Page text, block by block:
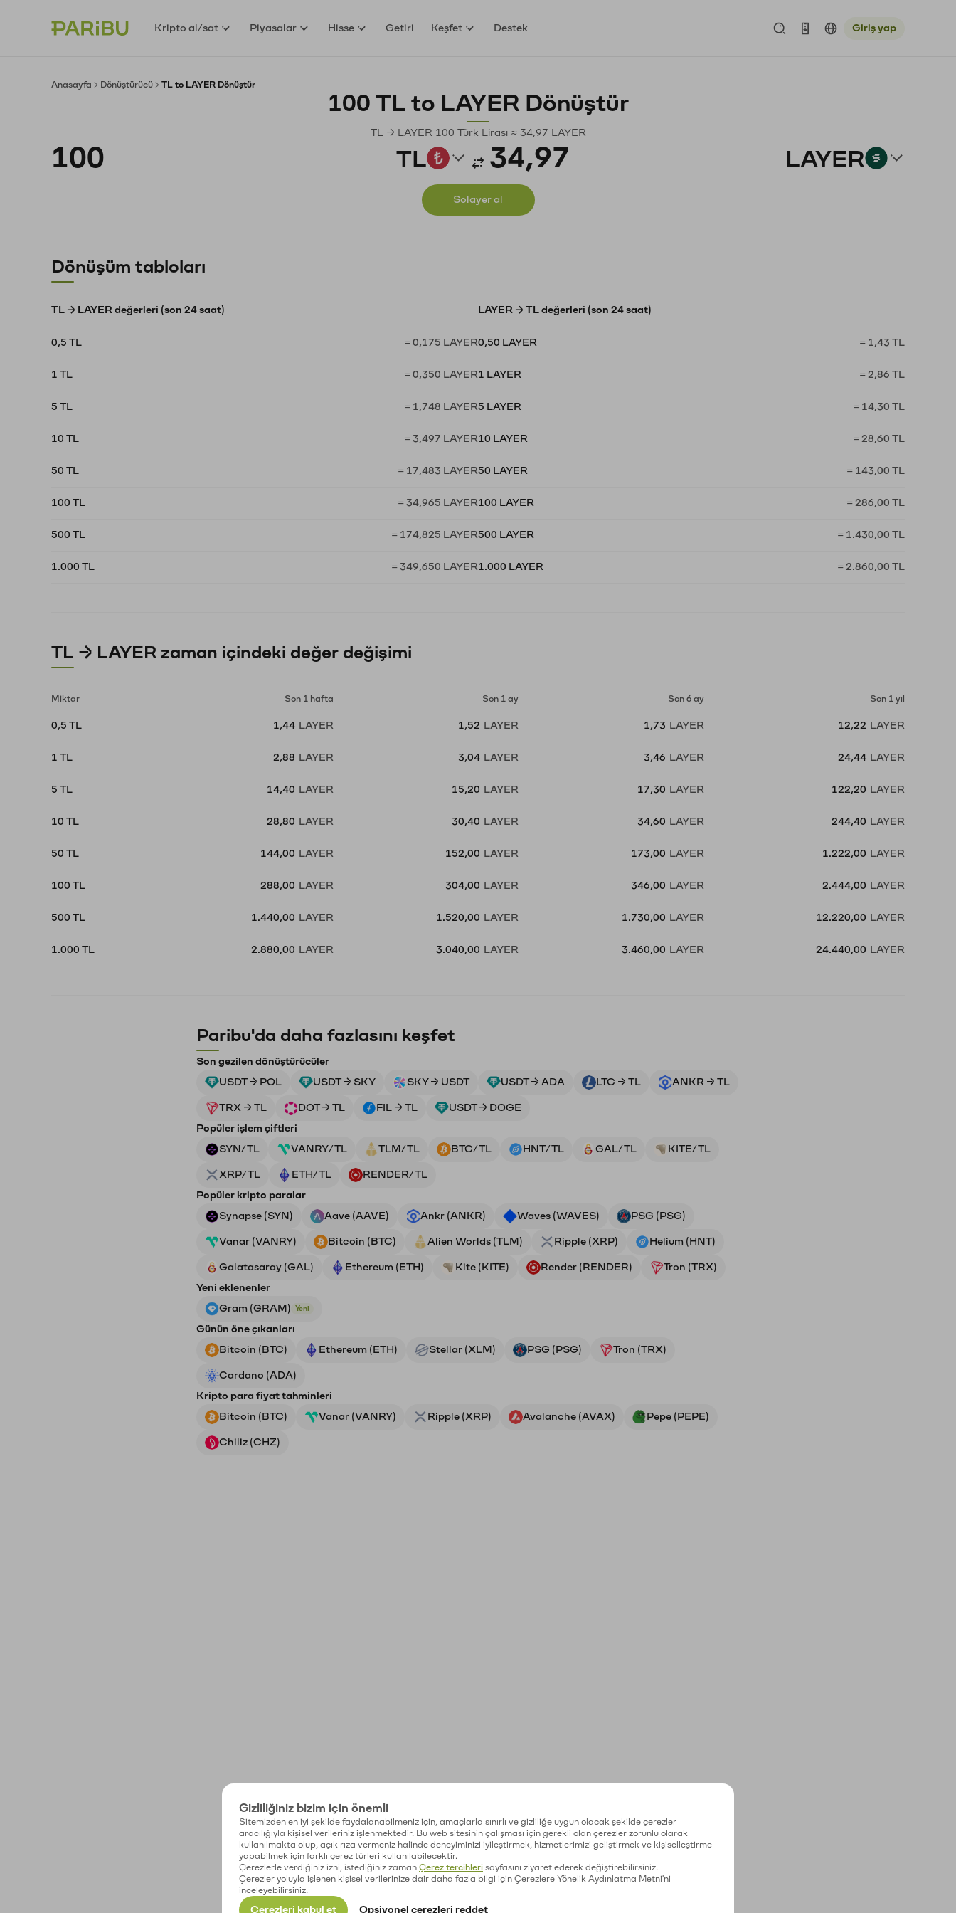
Kripto al/sat Piyasalar Hisse Getiri Keşfet Destek Giriş yap
Anasayfa Dönüştürücü TL to LAYER Dönüştür
100 TL to LAYER Dönüştür
TL → LAYER 100 Türk Lirası ≈ 34,97 LAYER
TL LAYER
Solayer al
Dönüşüm tabloları
TL → LAYER değerleri (son 24 saat)
0,5 TL = 0,175 LAYER
1 TL = 0,350 LAYER
5 TL = 1,748 LAYER
10 TL = 3,497 LAYER
50 TL = 17,483 LAYER
100 TL = 34,965 LAYER
500 TL = 174,825 LAYER
1.000 TL = 349,650 LAYER
LAYER → TL değerleri (son 24 saat)
0,50 LAYER = 1,43 TL
1 LAYER = 2,86 TL
5 LAYER = 14,30 TL
10 LAYER = 28,60 TL
50 LAYER = 143,00 TL
100 LAYER = 286,00 TL
500 LAYER = 1.430,00 TL
1.000 LAYER = 2.860,00 TL
TL → LAYER zaman içindeki değer değişimi
Miktar Son 1 hafta Son 1 ay Son 6 ay Son 1 yıl
0,5 TL 1,44 LAYER 1,52 LAYER 1,73 LAYER 12,22 LAYER
1 TL 2,88 LAYER 3,04 LAYER 3,46 LAYER 24,44 LAYER
5 TL 14,40 LAYER 15,20 LAYER 17,30 LAYER 122,20 LAYER
10 TL 28,80 LAYER 30,40 LAYER 34,60 LAYER 244,40 LAYER
50 TL 144,00 LAYER 152,00 LAYER 173,00 LAYER 1.222,00 LAYER
100 TL 288,00 LAYER 304,00 LAYER 346,00 LAYER 2.444,00 LAYER
500 TL 1.440,00 LAYER 1.520,00 LAYER 1.730,00 LAYER 12.220,00 LAYER
1.000 TL 2.880,00 LAYER 3.040,00 LAYER 3.460,00 LAYER 24.440,00 LAYER
Paribu'da daha fazlasını keşfet
Son gezilen dönüştürücüler
USDT → POL
USDT → SKY SKY → USDT USDT → ADA LTC → TL ANKR → TL
TRX → TL DOT → TL FIL → TL
USDT → DOGE
Popüler işlem çiftleri
SYN/TL
VANRY/TL TLM/TL BTC/TL HNT/TL GAL/TL KITE/TL
XRP/TL ETH/TL
RENDER/TL
Popüler kripto paralar
Synapse (SYN)
Aave (AAVE) Ankr (ANKR) Waves (WAVES) PSG (PSG)
Vanar (VANRY) Bitcoin (BTC) Alien Worlds (TLM) Ripple (XRP) Helium (HNT)
Galatasaray (GAL) Ethereum (ETH) Kite (KITE) Render (RENDER)
Tron (TRX)
Yeni eklenenler
Gram (GRAM)
Yeni
Günün öne çıkanları
Bitcoin (BTC)
Ethereum (ETH) Stellar (XLM) PSG (PSG) Tron (TRX)
Cardano (ADA)
Kripto para fiyat tahminleri
Bitcoin (BTC)
Vanar (VANRY) Ripple (XRP) Avalanche (AVAX) Pepe (PEPE)
Chiliz (CHZ)
Gizliliğiniz bizim için önemli
Sitemizden en iyi şekilde faydalanabilmeniz için, amaçlarla sınırlı ve gizliliğe uygun olacak şekilde çerezler
aracılığıyla kişisel verileriniz işlenmektedir. Bu web sitesinin çalışması için gerekli olan çerezler zorunlu olarak
kullanılmakta olup, açık rıza vermeniz halinde deneyiminizi iyileştirmek, hizmetlerimizi geliştirmek ve kişiselleştirme
yapabilmek için farklı çerez türleri kullanılabilecektir.
Çerezlerle verdiğiniz izni, istediğiniz zaman Çerez tercihleri sayfasını ziyaret ederek değiştirebilirsiniz.
Çerezler yoluyla işlenen kişisel verilerinize dair daha fazla bilgi için Çerezlere Yönelik Aydınlatma Metni'ni
inceleyebilirsiniz.
Çerezleri kabul et Opsiyonel çerezleri reddet